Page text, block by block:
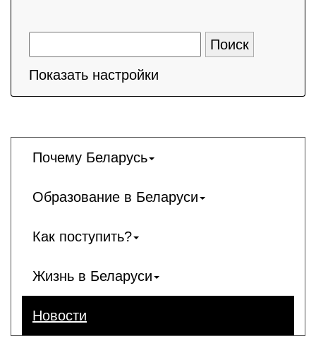
Показать настройки
Почему Беларусь
Образование в Беларуси
Как поступить?
Жизнь в Беларуси
Новости